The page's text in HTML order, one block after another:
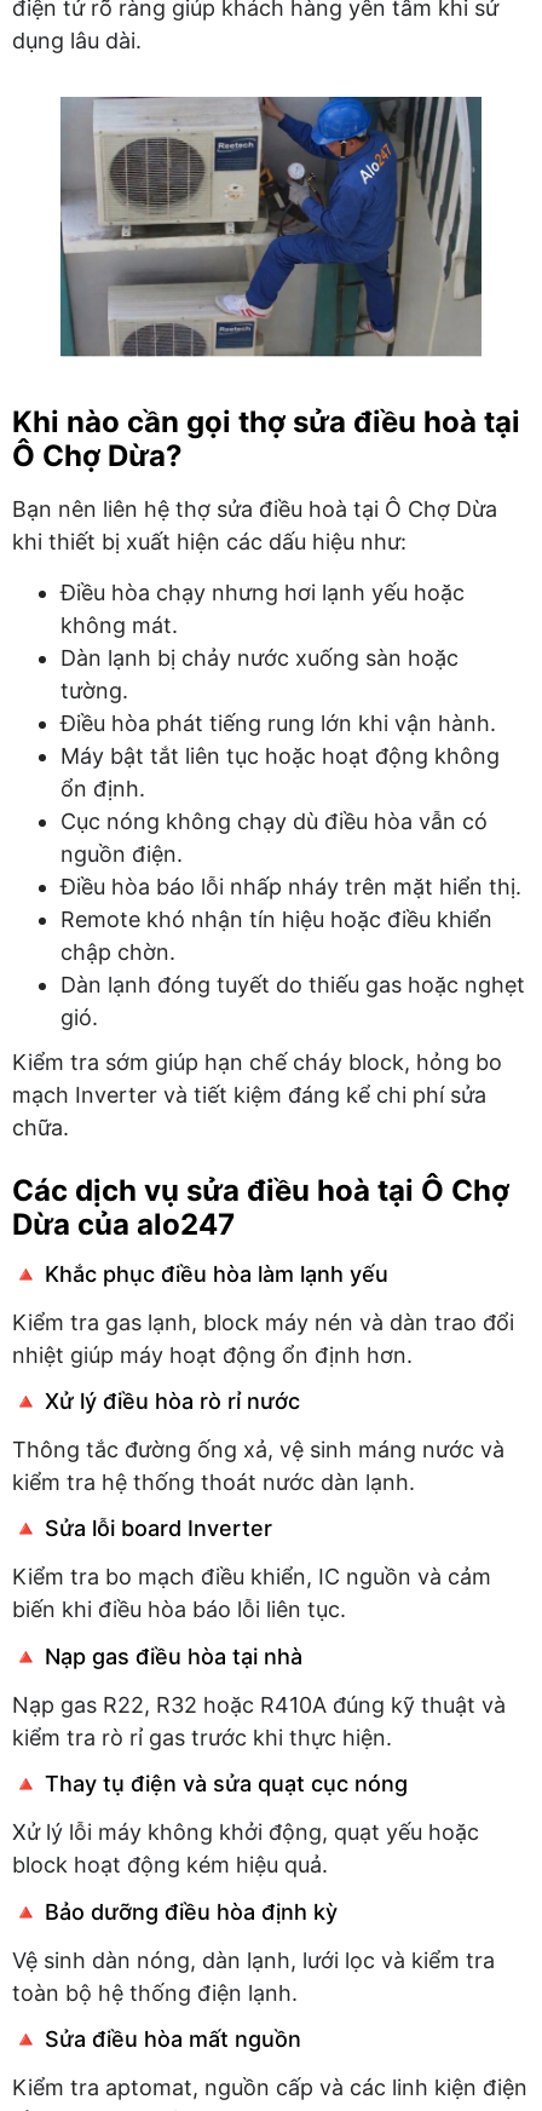
điện tử rõ ràng giúp khách hàng yên tâm khi sử
dụng lâu dài.
Khi nào cần gọi thợ sửa điều hoà tại
Ô Chợ Dừa?
Bạn nên liên hệ thợ sửa điều hoà tại Ô Chợ Dừa
khi thiết bị xuất hiện các dấu hiệu như:
Điều hòa chạy nhưng hơi lạnh yếu hoặc
không mát.
Dàn lạnh bị chảy nước xuống sàn hoặc
tường.
Điều hòa phát tiếng rung lớn khi vận hành.
Máy bật tắt liên tục hoặc hoạt động không
ổn định.
Cục nóng không chạy dù điều hòa vẫn có
nguồn điện.
Điều hòa báo lỗi nhấp nháy trên mặt hiển thị.
Remote khó nhận tín hiệu hoặc điều khiển
chập chờn.
Dàn lạnh đóng tuyết do thiếu gas hoặc nghẹt
gió.
Kiểm tra sớm giúp hạn chế cháy block, hỏng bo
mạch Inverter và tiết kiệm đáng kể chi phí sửa
chữa.
Các dịch vụ sửa điều hoà tại Ô Chợ
Dừa của alo247
🔺 Khắc phục điều hòa làm lạnh yếu
Kiểm tra gas lạnh, block máy nén và dàn trao đổi
nhiệt giúp máy hoạt động ổn định hơn.
🔺 Xử lý điều hòa rò rỉ nước
Thông tắc đường ống xả, vệ sinh máng nước và
kiểm tra hệ thống thoát nước dàn lạnh.
🔺 Sửa lỗi board Inverter
Kiểm tra bo mạch điều khiển, IC nguồn và cảm
biến khi điều hòa báo lỗi liên tục.
🔺 Nạp gas điều hòa tại nhà
Nạp gas R22, R32 hoặc R410A đúng kỹ thuật và
kiểm tra rò rỉ gas trước khi thực hiện.
🔺 Thay tụ điện và sửa quạt cục nóng
Xử lý lỗi máy không khởi động, quạt yếu hoặc
block hoạt động kém hiệu quả.
🔺 Bảo dưỡng điều hòa định kỳ
Vệ sinh dàn nóng, dàn lạnh, lưới lọc và kiểm tra
toàn bộ hệ thống điện lạnh.
🔺 Sửa điều hòa mất nguồn
Kiểm tra aptomat, nguồn cấp và các linh kiện điện